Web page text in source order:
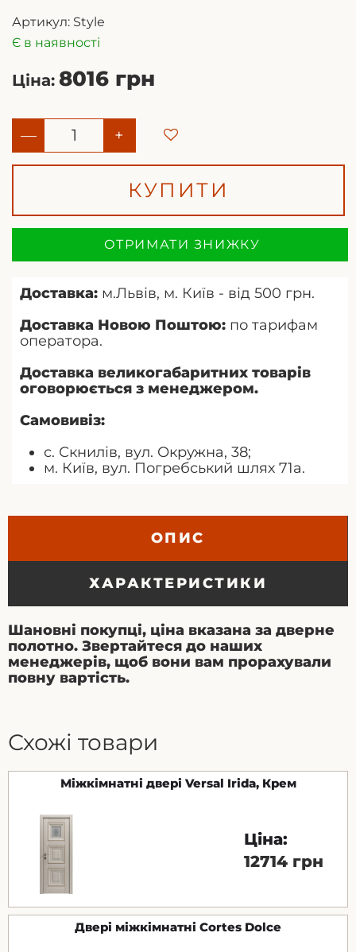
Артикул: Style
Є в наявності
Ціна: 8016 грн
— +
КУПИТИ
ОТРИМАТИ ЗНИЖКУ
Доставка: м.Львів, м. Київ - від 500 грн.
Доставка Новою Поштою: по тарифам
оператора.
Доставка великогабаритних товарів
оговорюється з менеджером.
Самовивіз:
с. Скнилів, вул. Окружна, 38;
м. Київ, вул. Погребський шлях 71а.
ОПИС
ХАРАКТЕРИСТИКИ
Шановні покупці, ціна вказана за дверне
полотно. Звертайтеся до наших
менеджерів, щоб вони вам прорахували
повну вартість.
Схожі товари
Міжкімнатні двері Versal Irida, Крем
Ціна:
12714 грн
Двері міжкімнатні Cortes Dolce